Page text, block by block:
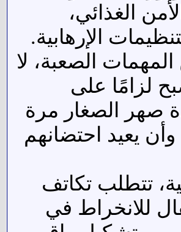
الغذائي،
الإرهابية.
الصعبة، لا
لزامًا على
صهر الصغار مرة
يعيد احتضانهم
تتطلب تكاتف
للانخراط في